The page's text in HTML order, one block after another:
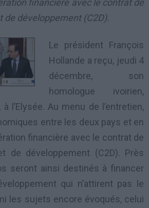
financière avec le contrat de
développement (C2D).
Le président François
Hollande a reçu, jeudi 4
décembre, son
homologue ivoirien,
l’Elysée. Au menu de l’entretien,
entre les deux pays et en
financière avec le contrat de
de développement (C2D). Près
seront ainsi destinés à financer
qui n’attirent pas le
les sujets encore évoqués, celui